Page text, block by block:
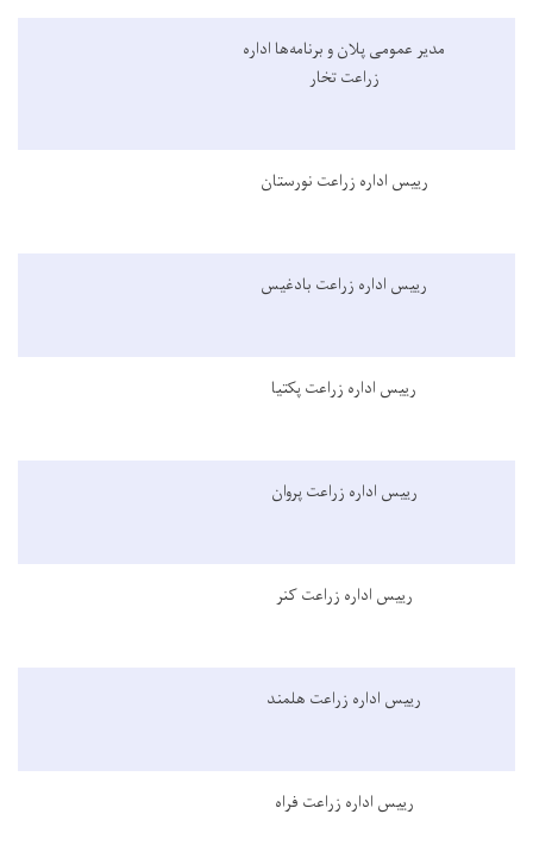
مدیر عمومی پلان و برنامه‌ها اداره
زراعت تخار
رییس اداره زراعت نورستان
رییس اداره زراعت بادغیس
رییس اداره زراعت پکتیا
رییس اداره زراعت پروان
رییس اداره زراعت کنر
رییس اداره زراعت هلمند
رییس اداره زراعت فراه